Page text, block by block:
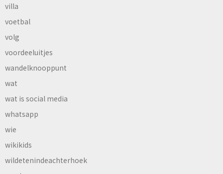
villa
voetbal
volg
voordeeluitjes
wandelknooppunt
wat
wat is social media
whatsapp
wie
wikikids
wildetenindeachterhoek